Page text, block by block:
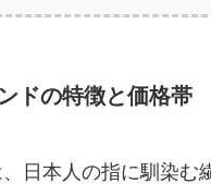
ドの特徴と価格帯
日本人の指に馴染む